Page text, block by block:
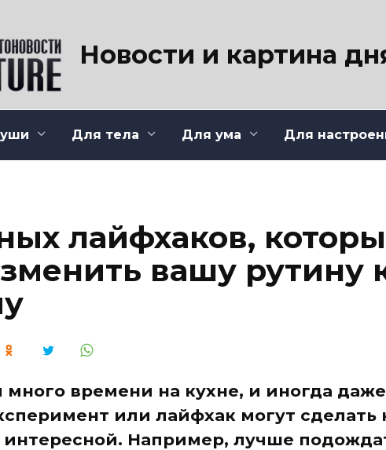
Новости и картина
Для тела Для ума Для
лайфхаков,
вашу рутину
времени на кухне, и иногда даже
или лайфхак могут сделать
интересной. Например, лучше